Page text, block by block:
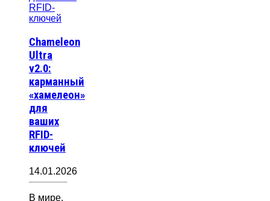
Chameleon
Ultra
v2.0:
карманный
«хамелеон»
для
ваших
RFID-
ключей
14.01.2026
В мире,